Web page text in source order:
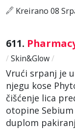
Kreirano 08
611.
/ Skin&Glow/
Vrući srpanj je
njegu kose
čišćenje lica
otopine
duplom